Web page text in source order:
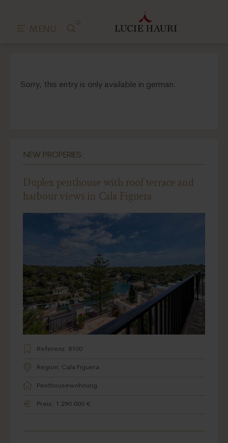
MENU
0
Sorry, this entry is only available in german.
NEW PROPERIES:
Duplex penthouse with roof terrace and
harbour views in Cala Figuera
Referenz: 8100
Region: Cala Figuera
Penthousewohnung
Preis: 1.290.000 €